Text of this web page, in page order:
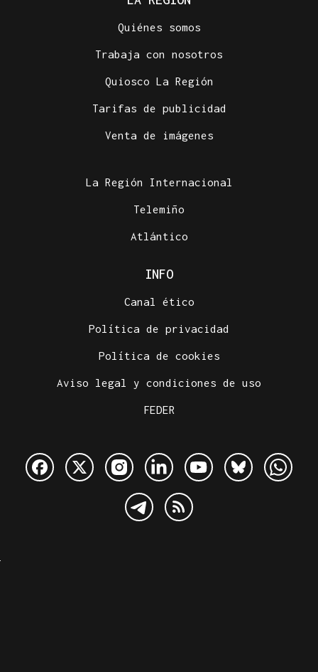
Quiénes somos
Trabaja con nosotros
Quiosco La Región
Tarifas de publicidad
Venta de imágenes
La Región Internacional
Telemiño
Atlántico
INFO
Canal ético
Política de privacidad
Política de cookies
Aviso legal y condiciones de uso
FEDER